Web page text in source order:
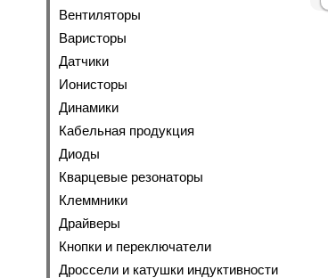
Вентиляторы
Варисторы
Датчики
Ионисторы
Динамики
Кабельная продукция
Диоды
Кварцевые резонаторы
Клеммники
Драйверы
Кнопки и переключатели
Дроссели и катушки индуктивности